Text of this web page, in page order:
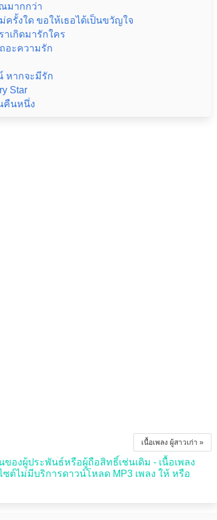
มากกว่า
ครั้งใด ขอให้เธอได้เป็นขวัญใจ
าเกิดมารักใคร
อะความรัก
หากจะมีรัก
Star
คืนหนึ่ง
เนื้อเพลง ผู้สาวเก่า »
ของผู้ประพันธ์หรือผู้ถือสิทธิ์เช่นเดิม - เนื้อเพลง
ต์ไม่มีบริการดาวน์โหลด MP3 เพลง ให้ หรือ